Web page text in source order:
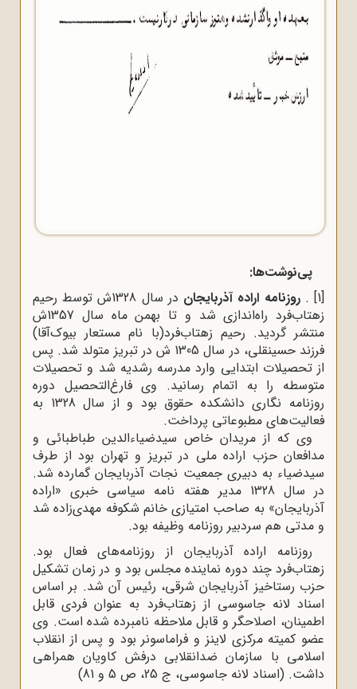
پی‌نوشت‌ها:
[1]
.روزنامه اراده آذربایجان
در سال 1328ش توسط رحیم
زهتاب‌فرد راه‌اندازی شد و تا بهمن ماه سال 1357ش
منتشر گردید. رحیم زهتاب‌فرد(با نام مستعار بیوک‌آقا)
فرزند حسینقلى، در سال 1305 ش در تبریز متولد شد. پس
از تحصیلات ابتدایى وارد مدرسه رشدیه شد و تحصیلات
متوسطه را به اتمام رسانید. وى فارغ‌التحصیل دوره
روزنامه ‌نگارى دانشکده حقوق بود و از سال 1328 به
فعالیت‌هاى مطبوعاتى پرداخت.
وى که از مریدان خاص سیدضیاءالدین طباطبائی و
مدافعان حزب اراده ملى در تبریز و تهران بود از طرف
سیدضیاء به دبیری جمعیت نجات آذربایجان گمارده شد.
در سال 1328 مدیر هفته‌ نامه سیاسى خبرى «اراده
آذربایجان» به صاحب امتیازى خانم شکوفه مهدى‌زاده شد
و مدتى هم سردبیر روزنامه وظیفه بود.
روزنامه اراده آذربایجان از روزنامه‌هاى فعال بود.
زهتاب‌فرد چند دوره نماینده مجلس بود و در زمان تشکیل
حزب رستاخیز آذربایجان شرقى، رئیس آن شد. بر اساس
اسناد لانه جاسوسى از زهتاب‌فرد به عنوان فردى قابل
اطمینان، اصلاحگر و قابل ملاحظه نامبرده شده است. وى
عضو کمیته مرکزى لاینز و فراماسونر بود و پس از انقلاب
اسلامى با سازمان ضدانقلابى درفش کاویان همراهى
داشت. (اسناد لانه جاسوسی، ج 25، ص 5 و 81)